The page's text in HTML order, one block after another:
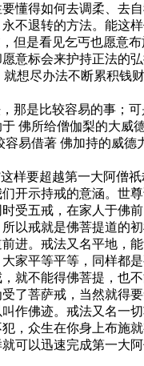
懂得如何去调柔、去
不退转的方法。能这
是看见乞丐也愿意
意标会来护持正法的
想尽办法不断累积
是比较容易的事；
佛所给僧伽梨的大
易借著 佛加持的威
要超越第一大阿僧
示持戒的意涵。世
受五戒，在家人于佛
以戒就是佛菩提道的初
。戒法又名平地，
平等平等，同样都
就不能得佛菩提，也
了菩萨戒，当然就得
作佛迹。戒法又名一
，众生在你身上布施就
以迅速完成第一大